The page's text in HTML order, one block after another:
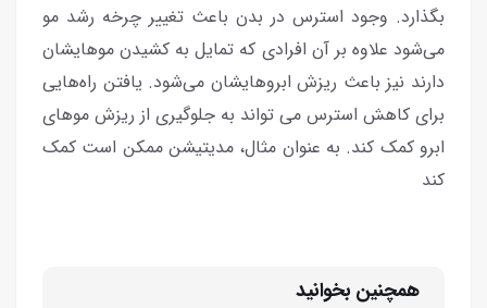
بگذارد. وجود استرس در بدن باعث تغییر چرخه رشد مو
می‌شود علاوه بر آن افرادی که تمایل به کشیدن موهایشان
دارند نیز باعث ریزش ابروهایشان می‌شود. یافتن راه‌هایی
برای کاهش استرس می تواند به جلوگیری از ریزش موهای
ابرو کمک کند. به عنوان مثال، مدیتیشن ممکن است کمک
کند
همچنین بخوانید